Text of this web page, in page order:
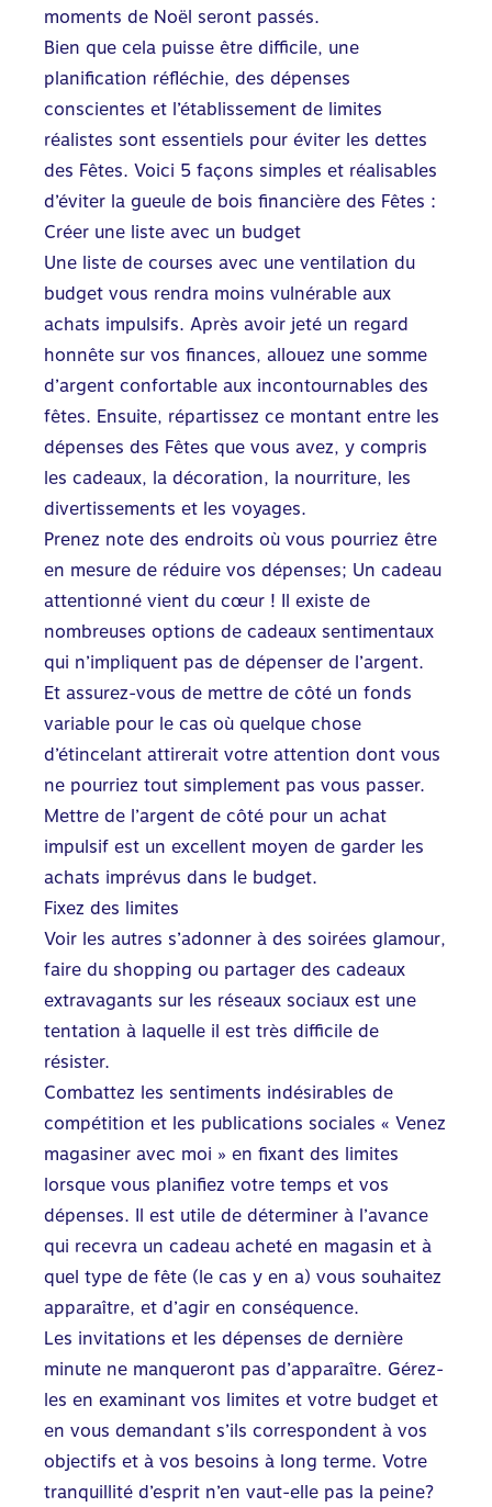
moments de Noël seront passés.
Bien que cela puisse être difficile, une
planification réfléchie, des dépenses
conscientes et l’établissement de limites
réalistes sont essentiels pour éviter les dettes
des Fêtes. Voici 5 façons simples et réalisables
d’éviter la gueule de bois financière des Fêtes :
Créer une liste avec un budget
Une liste de courses avec une ventilation du
budget vous rendra moins vulnérable aux
achats impulsifs. Après avoir jeté un regard
honnête sur vos finances, allouez une somme
d’argent confortable aux incontournables des
fêtes. Ensuite, répartissez ce montant entre les
dépenses des Fêtes que vous avez, y compris
les cadeaux, la décoration, la nourriture, les
divertissements et les voyages.
Prenez note des endroits où vous pourriez être
en mesure de réduire vos dépenses; Un cadeau
attentionné vient du cœur ! Il existe de
nombreuses options de cadeaux sentimentaux
qui n’impliquent pas de dépenser de l’argent.
Et assurez-vous de mettre de côté un fonds
variable pour le cas où quelque chose
d’étincelant attirerait votre attention dont vous
ne pourriez tout simplement pas vous passer.
Mettre de l’argent de côté pour un achat
impulsif est un excellent moyen de garder les
achats imprévus dans le budget.
Fixez des limites
Voir les autres s’adonner à des soirées glamour,
faire du shopping ou partager des cadeaux
extravagants sur les réseaux sociaux est une
tentation à laquelle il est très difficile de
résister.
Combattez les sentiments indésirables de
compétition et les publications sociales « Venez
magasiner avec moi » en fixant des limites
lorsque vous planifiez votre temps et vos
dépenses. Il est utile de déterminer à l’avance
qui recevra un cadeau acheté en magasin et à
quel type de fête (le cas y en a) vous souhaitez
apparaître, et d’agir en conséquence.
Les invitations et les dépenses de dernière
minute ne manqueront pas d’apparaître. Gérez-
les en examinant vos limites et votre budget et
en vous demandant s’ils correspondent à vos
objectifs et à vos besoins à long terme. Votre
tranquillité d’esprit n’en vaut-elle pas la peine?